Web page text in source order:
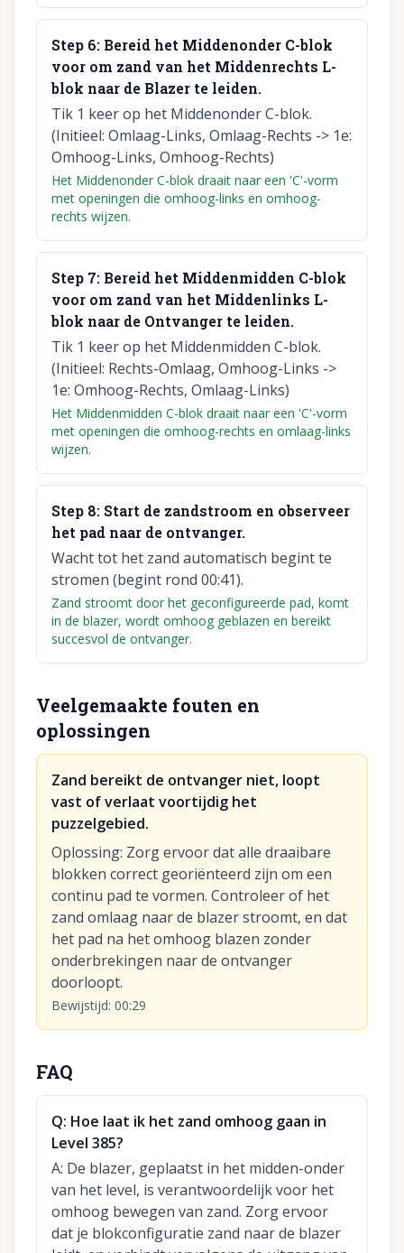
Step 6: Bereid het Middenonder C-blok
voor om zand van het Middenrechts L-
blok naar de Blazer te leiden.
Tik 1 keer op het Middenonder C-blok.
(Initieel: Omlaag-Links, Omlaag-Rechts -> 1e:
Omhoog-Links, Omhoog-Rechts)
Het Middenonder C-blok draait naar een 'C'-vorm
met openingen die omhoog-links en omhoog-
rechts wijzen.
Step 7: Bereid het Middenmidden C-blok
voor om zand van het Middenlinks L-
blok naar de Ontvanger te leiden.
Tik 1 keer op het Middenmidden C-blok.
(Initieel: Rechts-Omlaag, Omhoog-Links ->
1e: Omhoog-Rechts, Omlaag-Links)
Het Middenmidden C-blok draait naar een 'C'-vorm
met openingen die omhoog-rechts en omlaag-links
wijzen.
Step 8: Start de zandstroom en observeer
het pad naar de ontvanger.
Wacht tot het zand automatisch begint te
stromen (begint rond 00:41).
Zand stroomt door het geconfigureerde pad, komt
in de blazer, wordt omhoog geblazen en bereikt
succesvol de ontvanger.
Veelgemaakte fouten en
oplossingen
Zand bereikt de ontvanger niet, loopt
vast of verlaat voortijdig het
puzzelgebied.
Oplossing: Zorg ervoor dat alle draaibare
blokken correct georiënteerd zijn om een
continu pad te vormen. Controleer of het
zand omlaag naar de blazer stroomt, en dat
het pad na het omhoog blazen zonder
onderbrekingen naar de ontvanger
doorloopt.
Bewijstijd: 00:29
FAQ
Q: Hoe laat ik het zand omhoog gaan in
Level 385?
A: De blazer, geplaatst in het midden-onder
van het level, is verantwoordelijk voor het
omhoog bewegen van zand. Zorg ervoor
dat je blokconfiguratie zand naar de blazer